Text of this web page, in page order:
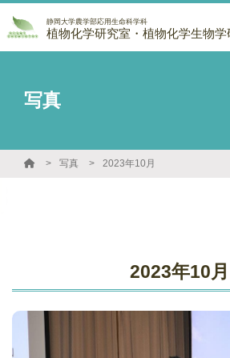
静岡大学農学部応用生命科学科
植物化学研究室・植物化学生物学
写真
写真 2023年10月
2023年10月